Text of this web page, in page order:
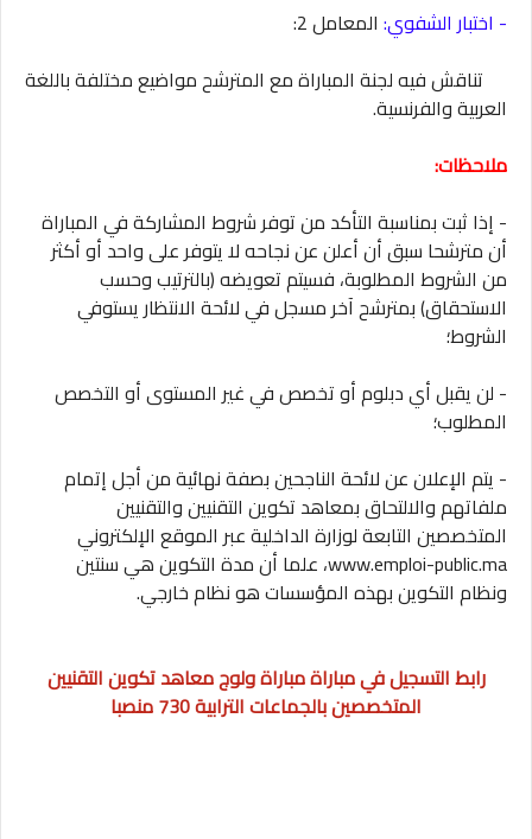
- اختبار الشفوي: المعامل 2:
تناقش فيه لجنة المباراة مع المترشح مواضيع مختلفة باللغة
العربية والفرنسية.
ملاحظات:
- إذا ثبت بمناسبة التأكد من توفر شروط المشاركة في المباراة
أن مترشحا سبق أن أعلن عن نجاحه لا يتوفر على واحد أو أكثر
من الشروط المطلوبة، فسيتم تعويضه (بالترتيب وحسب
الاستحقاق) بمترشح آخر مسجل في لائحة الانتظار يستوفي
الشروط؛
- لن يقبل أي دبلوم أو تخصص في غير المستوى أو التخصص
المطلوب؛
- يتم الإعلان عن لائحة الناجحين بصفة نهائية من أجل إتمام
ملفاتهم والالتحاق بمعاهد تكوين التقنيين والتقنيين
المتخصصين التابعة لوزارة الداخلية عبر الموقع الإلكتروني
www.emploi-public.ma، علما أن مدة التكوين هي سنتين
ونظام التكوين بهذه المؤسسات هو نظام خارجي.
رابط التسجيل في مباراة مباراة ولوج معاهد تكوين التقنيين
المتخصصين بالجماعات الترابية 730 منصبا